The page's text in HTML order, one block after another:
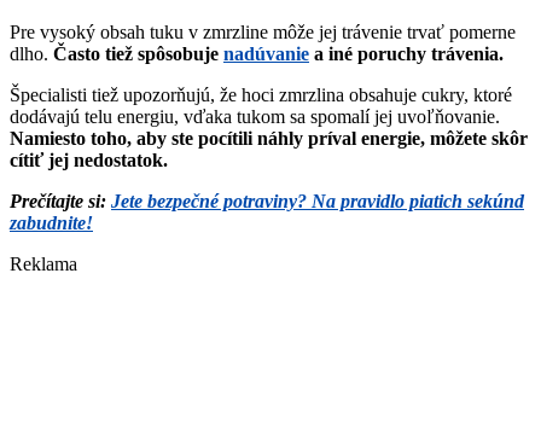
Pre vysoký obsah tuku v zmrzline môže jej trávenie trvať pomerne
dlho. Často tiež spôsobuje nadúvanie a iné poruchy trávenia.
Špecialisti tiež upozorňujú, že hoci zmrzlina obsahuje cukry, ktoré
dodávajú telu energiu, vďaka tukom sa spomalí jej uvoľňovanie.
Namiesto toho, aby ste pocítili náhly príval energie, môžete skôr
cítiť jej nedostatok.
Prečítajte si: Jete bezpečné potraviny? Na pravidlo piatich sekúnd
zabudnite!
Reklama